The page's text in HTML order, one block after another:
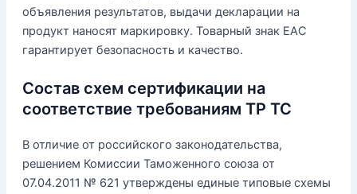
объявления результатов, выдачи декларации на
продукт наносят маркировку. Товарный знак ЕАС
гарантирует безопасность и качество.
Состав схем сертификации на
соответствие требованиям ТР ТС
В отличие от российского законодательства,
решением Комиссии Таможенного союза от
07.04.2011 № 621 утверждены единые типовые схемы